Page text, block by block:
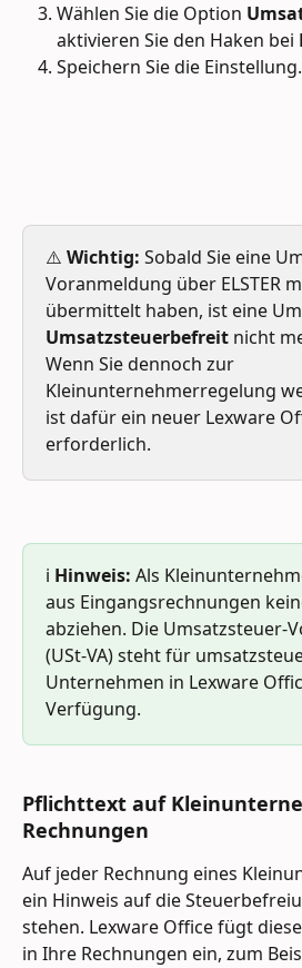
Wählen Sie die Option
aktivieren Sie den Haken bei
Speichern Sie die Einstellung.
⚠️ Wichtig: Sobald Sie eine
Voranmeldung über ELSTER
übermittelt haben, ist eine
Umsatzsteuerbefreit nicht
Wenn Sie dennoch zur
Kleinunternehmerregelung
ist dafür ein neuer Lexware
erforderlich.
ℹ️ Hinweis: Als
aus Eingangsrechnungen
abziehen. Die Umsatzsteuer-
(USt-VA) steht für
Unternehmen in Lexware
Verfügung.
Pflichttext auf
Rechnungen
Auf jeder Rechnung eines
ein Hinweis auf die
stehen. Lexware Office fügt
in Ihre Rechnungen ein, zum